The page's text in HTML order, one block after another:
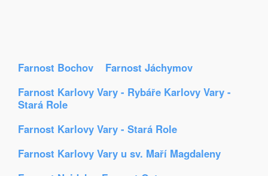
Farnost Bochov
Farnost Jáchymov
Farnost Karlovy Vary - Rybáře Karlovy Vary -
Stará Role
Farnost Karlovy Vary - Stará Role
Farnost Karlovy Vary u sv. Maří Magdaleny